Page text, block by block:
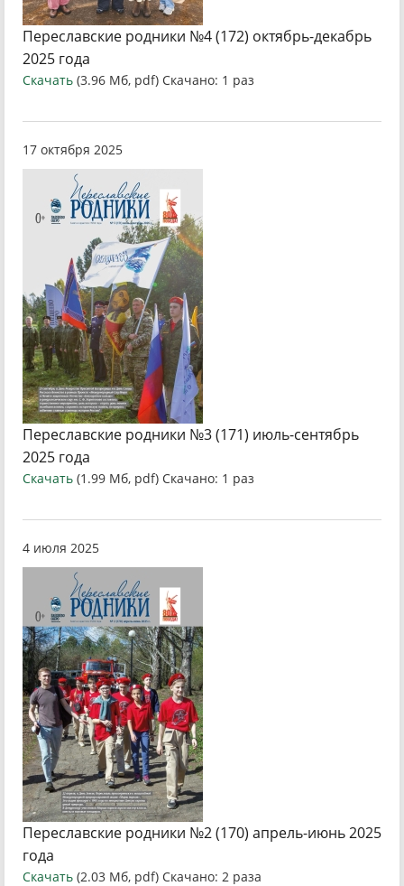
Переславские родники №4 (172) октябрь-декабрь
2025 года
Скачать (3.96 Мб, pdf) Скачано: 1 раз
17 октября 2025
Переславские родники №3 (171) июль-сентябрь
2025 года
Скачать (1.99 Мб, pdf) Скачано: 1 раз
4 июля 2025
Переславские родники №2 (170) апрель-июнь 2025
года
Скачать (2.03 Мб, pdf) Скачано: 2 раза